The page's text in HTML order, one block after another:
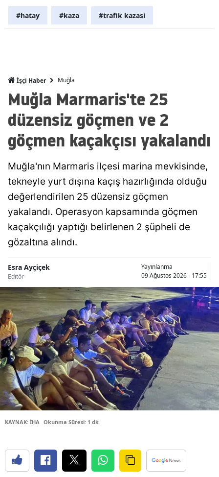
Kayseri
Kırşehir
Konya
Malatya
Manisa
Mardin
Muğla
Muş
Nevşehir
Niğde
Sakarya
#hatay #kaza #trafik kazasi
İşçi Haber Muğla
Muğla Marmaris'te 25
düzensiz göçmen ve 2
göçmen kaçakçısı yakalandı
Muğla'nın Marmaris ilçesi marina mevkisinde,
tekneyle yurt dışına kaçış hazırlığında olduğu
değerlendirilen 25 düzensiz göçmen
yakalandı. Operasyon kapsamında göçmen
kaçakçılığı yaptığı belirlenen 2 şüpheli de
gözaltına alındı.
Esra Ayçiçek
Editör
Yayınlanma
09 Ağustos 2026 - 17:55
KAYNAK: İHA Okunma Süresi: 1 dk